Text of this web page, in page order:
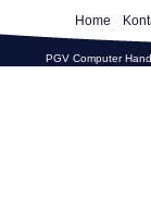
Home
PGV Computer